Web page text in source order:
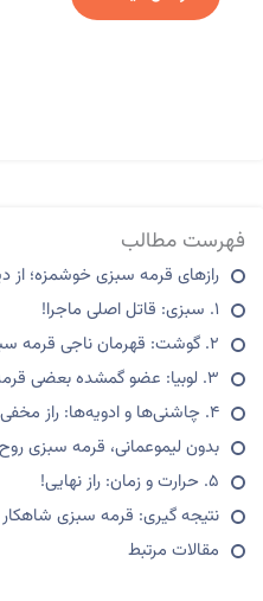
فهرست مطالب
رازهای قرمه سبزی خوشمزه؛ از
۲. گوشت: قهرمان ناجی قرمه سبزی!
۳. لوبیا: عضو گمشده بعضی قرمه سبزیها!
۴. چاشنی‌ها و ادویه‌ها: راز مخفی قرمه سبزی!
بدون لیموعمانی، قرمه سبزی
۵. حرارت و زمان: راز نهایی!
نتیجه گیری: قرمه سبزی
مقالات مرتبط